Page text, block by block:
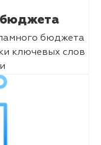
бюджета
бюджета
ключевых слов